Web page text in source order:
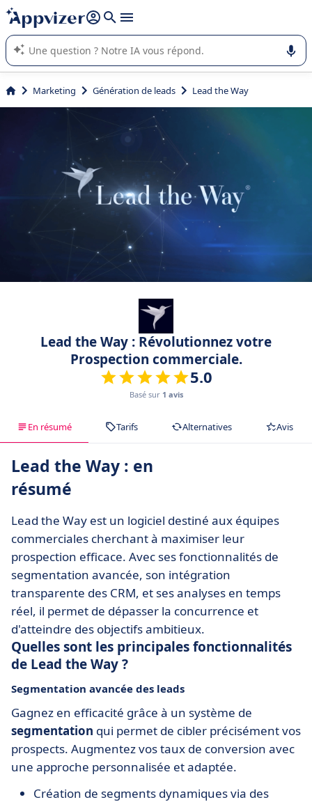
répondre (plusieurs lignes avec
L'IA de Appvizer vous guide dans l'utilisation ou la sélection de
logiciel SaaS en entreprise.
Marketing Génération de leads Lead the Way
Lead the Way : Révolutionnez votre
Prospection commerciale.
5.0
Basé sur 1 avis
En résumé Tarifs Alternatives Avis
Lead the Way : en
résumé
Lead the Way est un logiciel destiné aux équipes
commerciales cherchant à maximiser leur
prospection efficace. Avec ses fonctionnalités de
segmentation avancée, son intégration
transparente des CRM, et ses analyses en temps
réel, il permet de dépasser la concurrence et
d'atteindre des objectifs ambitieux.
Quelles sont les principales fonctionnalités
de Lead the Way ?
Segmentation avancée des leads
Gagnez en efficacité grâce à un système de
segmentation qui permet de cibler précisément vos
prospects. Augmentez vos taux de conversion avec
une approche personnalisée et adaptée.
Création de segments dynamiques via des